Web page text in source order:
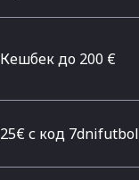
Кешбек до 200 €
25€ с код 7dnifutbol